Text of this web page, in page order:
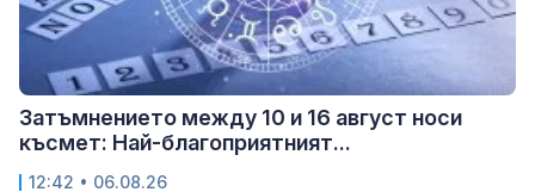
Затъмнението между 10 и 16 август носи
късмет: Най-благоприятният...
12:42 • 06.08.26